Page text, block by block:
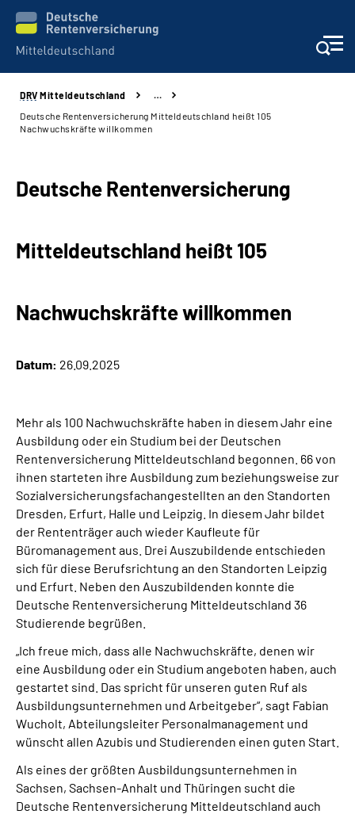
Aktuelles
Formulare
Über uns
Online-Services
Leichte Sprache
Suche
Mein Kundenportal
DRV Mitteldeutschland
…
Deutsche Rentenversicherung Mitteldeutschland heißt 105
Nachwuchskräfte willkommen
Deutsche Rentenversicherung
Mitteldeutschland heißt 105
Nachwuchskräfte willkommen
Datum: 26.09.2025
Mehr als 100 Nachwuchskräfte haben in diesem Jahr eine
Ausbildung oder ein Studium bei der Deutschen
Rentenversicherung Mitteldeutschland begonnen. 66 von
ihnen starteten ihre Ausbildung zum beziehungsweise zur
Sozialversicherungsfachangestellten an den Standorten
Dresden, Erfurt, Halle und Leipzig. In diesem Jahr bildet
der Rententräger auch wieder Kaufleute für
Büromanagement aus. Drei Auszubildende entschieden
sich für diese Berufsrichtung an den Standorten Leipzig
und Erfurt. Neben den Auszubildenden konnte die
Deutsche Rentenversicherung Mitteldeutschland 36
Studierende begrüßen.
„Ich freue mich, dass alle Nachwuchskräfte, denen wir
eine Ausbildung oder ein Studium angeboten haben, auch
gestartet sind. Das spricht für unseren guten Ruf als
Ausbildungsunternehmen und Arbeitgeber“, sagt Fabian
Wucholt, Abteilungsleiter Personalmanagement und
wünscht allen Azubis und Studierenden einen guten Start.
Als eines der größten Ausbildungsunternehmen in
Sachsen, Sachsen-Anhalt und Thüringen sucht die
Deutsche Rentenversicherung Mitteldeutschland auch